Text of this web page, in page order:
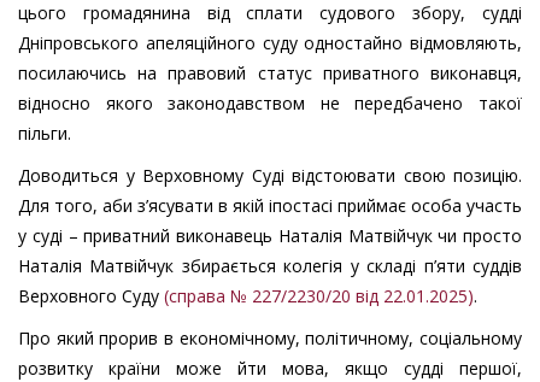
цього громадянина від сплати судового збору, судді
Дніпровського апеляційного суду одностайно відмовляють,
посилаючись на правовий статус приватного виконавця,
відносно якого законодавством не передбачено такої
пільги.
Доводиться у Верховному Суді відстоювати свою позицію.
Для того, аби з’ясувати в якій іпостасі приймає особа участь
у суді – приватний виконавець Наталія Матвійчук чи просто
Наталія Матвійчук збирається колегія у складі п’яти суддів
Верховного Суду (справа № 227/2230/20 від 22.01.2025).
Про який прорив в економічному, політичному, соціальному
розвитку країни може йти мова, якщо судді першої,